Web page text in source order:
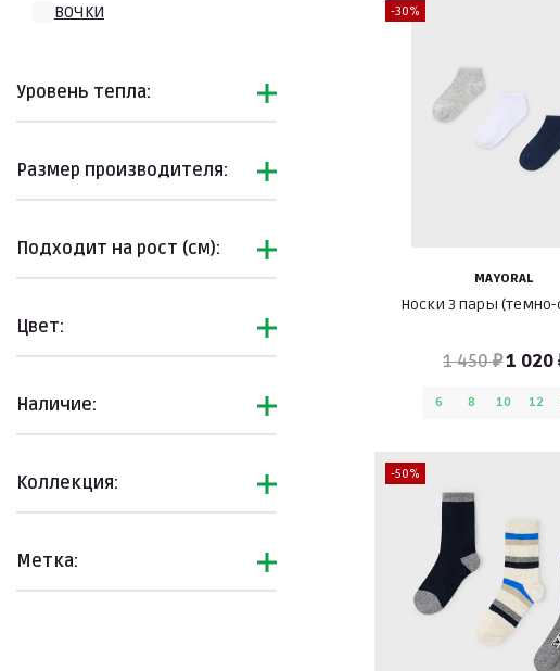
Девочки
Уровень тепла:
Размер производителя:
Подходит на рост (см):
Цвет:
Наличие:
Коллекция:
Метка:
-30%
MAYORAL
Носки 3 пары
1 450 ₽1 020
6 8 10 12
-50%